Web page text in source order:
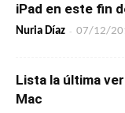
iPad en este fin
Nuria Díaz - 07/12/
Lista la última
Mac